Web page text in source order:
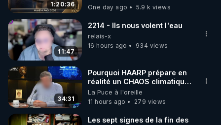
code : REGENERE10
▶ 30 jours gratuit sur l’application de méditation et
de bien-être ENVOL :
Rendez-vous sur https://www.envol.app/code
le code : REGENERE
1:20:36
GRAND RÉVEIL EST EN
MARCHE 📷
One day ago
5.9 k views
11:47
2214 - Ils nous volent l'eau
relais-x
16 hours ago
934 views
34:31
Pourquoi HAARP prépare en
réalité un CHAOS climatique,
on répond
La Puce à l'oreille
11 hours ago
279 views
Les sept signes de la fin des